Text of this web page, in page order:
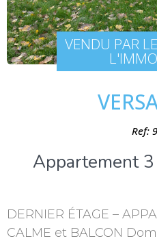
VENDU PAR
Ref:
Appartement
DERNIER ÉTAGE –
CALME et BALCON